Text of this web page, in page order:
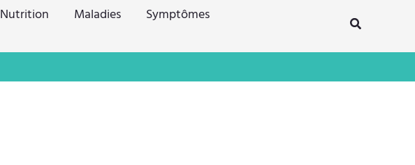
Nutrition Maladies
Symptômes
Rechercher